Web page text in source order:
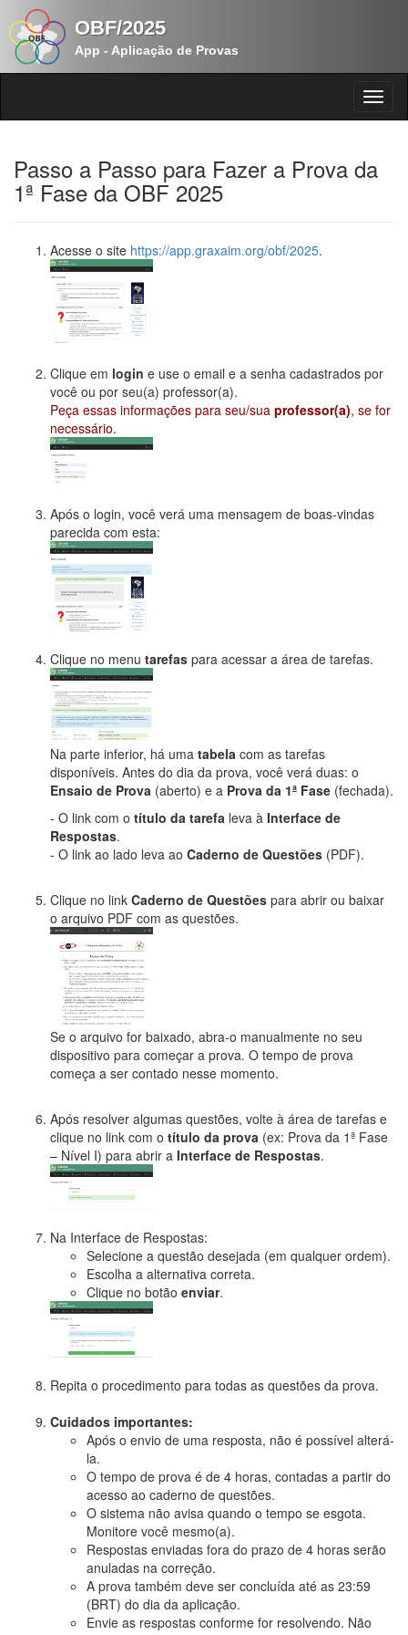
OBF/2025
App - Aplicação de Provas
Passo a Passo para Fazer a Prova da
1ª Fase da OBF 2025
Acesse o site https://app.graxaim.org/obf/2025.
Clique em login e use o email e a senha cadastrados por
você ou por seu(a) professor(a).
Peça essas informações para seu/sua professor(a), se for
necessário.
Após o login, você verá uma mensagem de boas-vindas
parecida com esta:
Clique no menu tarefas para acessar a área de tarefas.
Na parte inferior, há uma tabela com as tarefas
disponíveis. Antes do dia da prova, você verá duas: o
Ensaio de Prova (aberto) e a Prova da 1ª Fase (fechada).
- O link com o título da tarefa leva à Interface de
Respostas.
- O link ao lado leva ao Caderno de Questões (PDF).
Clique no link Caderno de Questões para abrir ou baixar
o arquivo PDF com as questões.
Se o arquivo for baixado, abra-o manualmente no seu
dispositivo para começar a prova. O tempo de prova
começa a ser contado nesse momento.
Após resolver algumas questões, volte à área de tarefas e
clique no link com o título da prova (ex: Prova da 1ª Fase
– Nível I) para abrir a Interface de Respostas.
Na Interface de Respostas:
Selecione a questão desejada (em qualquer ordem).
Escolha a alternativa correta.
Clique no botão enviar.
Repita o procedimento para todas as questões da prova.
Cuidados importantes:
Após o envio de uma resposta, não é possível alterá-
la.
O tempo de prova é de 4 horas, contadas a partir do
acesso ao caderno de questões.
O sistema não avisa quando o tempo se esgota.
Monitore você mesmo(a).
Respostas enviadas fora do prazo de 4 horas serão
anuladas na correção.
A prova também deve ser concluída até as 23:59
(BRT) do dia da aplicação.
Envie as respostas conforme for resolvendo. Não